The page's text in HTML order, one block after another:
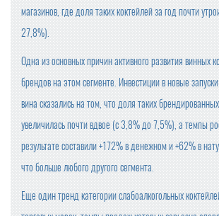
магазинов, где доля таких коктейлей за год почти
27,8%).
Одна из основных причин активного развития винных
брендов на этом сегменте. Инвестиции в новые
вина сказались на том, что доля таких
увеличилась почти вдвое (с 3,8% до 7,5%), а темпы
результате составили +172% в денежном и +62% в
что больше любого другого сегмента.
Еще один тренд категории слабоалкогольных